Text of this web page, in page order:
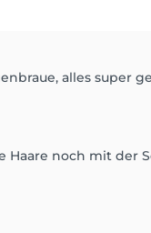
alles super
noch mit der